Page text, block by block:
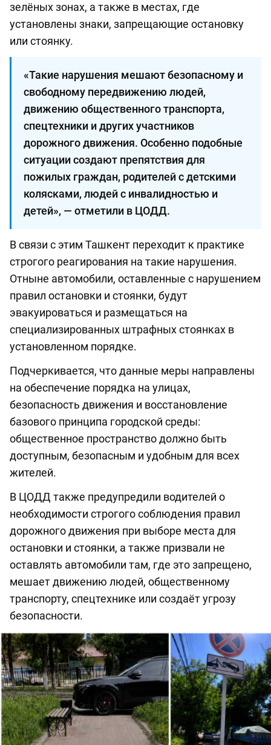
зелёных зонах, а также в местах, где
установлены знаки, запрещающие остановку
или стоянку.
«Такие нарушения мешают безопасному и
свободному передвижению людей,
движению общественного транспорта,
спецтехники и других участников
дорожного движения. Особенно подобные
ситуации создают препятствия для
пожилых граждан, родителей с детскими
колясками, людей с инвалидностью и
детей», — отметили в ЦОДД.
В связи с этим Ташкент переходит к практике
строгого реагирования на такие нарушения.
Отныне автомобили, оставленные с нарушением
правил остановки и стоянки, будут
эвакуироваться и размещаться на
специализированных штрафных стоянках в
установленном порядке.
Подчеркивается, что данные меры направлены
на обеспечение порядка на улицах,
безопасность движения и восстановление
базового принципа городской среды:
общественное пространство должно быть
доступным, безопасным и удобным для всех
жителей.
В ЦОДД также предупредили водителей о
необходимости строгого соблюдения правил
дорожного движения при выборе места для
остановки и стоянки, а также призвали не
оставлять автомобили там, где это запрещено,
мешает движению людей, общественному
транспорту, спецтехнике или создаёт угрозу
безопасности.